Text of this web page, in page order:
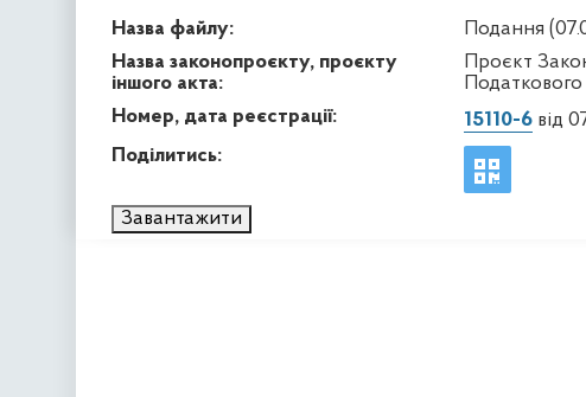
Назва файлу:
Подання
Назва законопроєкту, проєкту
іншого акта:
Проєкт
Номер, дата реєстрації:
15110-6від
Поділитись:
Завантажити